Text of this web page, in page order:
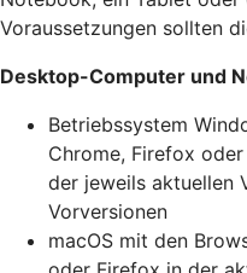
Voraussetzungen sollten
Desktop-Computer und
Betriebssystem
Chrome, Firefox
der jeweils aktuellen
Vorversionen
macOS mit den